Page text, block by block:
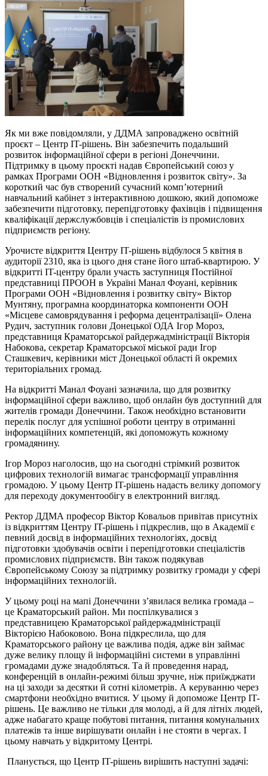
Як ми вже повідомляли, у ДДМА запроваджено освітній
проєкт – Центр IT-рішень. Він забезпечить подальший
розвиток інформаційної сфери в регіоні Донеччини.
Підтримку в цьому проєкті надав Європейський союз у
рамках Програми ООН «Відновлення і розвиток світу». За
короткий час був створений сучасний комп’ютерний
навчальний кабінет з інтерактивною дошкою, який допоможе
забезпечити підготовку, перепідготовку фахівців і підвищення
кваліфікації держслужбовців і спеціалістів із промислових
підприємств регіону.
Урочисте відкриття Центру IT-рішень відбулося 5 квітня в
аудиторії 2310, яка із цього дня стане його штаб-квартирою. У
відкритті IT-центру брали участь заступниця Постійної
представниці ПРООН в Україні Манал Фоуані, керівник
Програми ООН «Відновлення і розвитку світу» Віктор
Мунтяну, програмна координаторка компоненти ООН
«Місцеве самоврядування і реформа децентралізації» Олена
Рудич, заступник голови Донецької ОДА Ігор Мороз,
представниця Краматорської райдержадміністрації Вікторія
Набокова, секретар Краматорської міської ради Ігор
Сташкевич, керівники міст Донецької області й окремих
територіальних громад.
На відкритті Манал Фоуані зазначила, що для розвитку
інформаційної сфери важливо, щоб онлайн був доступний для
жителів громади Донеччини. Також необхідно встановити
перелік послуг для успішної роботи центру в отриманні
інформаційних компетенцій, які допоможуть кожному
громадянину.
Ігор Мороз наголосив, що на сьогодні стрімкий розвиток
цифрових технологій вимагає трансформації управління
громадою. У цьому Центр IT-рішень надасть велику допомогу
для переходу документообігу в електронний вигляд.
Ректор ДДМА професор Віктор Ковальов привітав присутніх
із відкриттям Центру IT-рішень і підкреслив, що в Академії є
певний досвід в інформаційних технологіях, досвід
підготовки здобувачів освіти і перепідготовки спеціалістів
промислових підприємств. Він також подякував
Європейському Союзу за підтримку розвитку громади у сфері
інформаційних технологій.
У цьому році на мапі Донеччини з’явилася велика громада –
це Краматорський район. Ми поспілкувалися з
представницею Краматорської райдержадміністрації
Вікторією Набоковою. Вона підкреслила, що для
Краматорського району це важлива подія, адже він займає
дуже велику площу й інформаційні системи в управлінні
громадами дуже знадобляться. Та й проведення нарад,
конференцій в онлайн-режимі більш зручне, ніж приїжджати
на ці заходи за десятки й сотні кілометрів. А керуванню через
смартфони необхідно вчитися. У цьому й допоможе Центр IT-
рішень. Це важливо не тільки для молоді, а й для літніх людей,
адже набагато краще побутові питання, питання комунальних
платежів та інше вирішувати онлайн і не стояти в чергах. І
цьому навчать у відкритому Центрі.
Планується, що Центр IT-рішень вирішить наступні задачі: